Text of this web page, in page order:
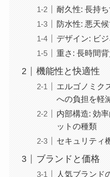
耐久性: 長持
防水性: 悪天
デザイン: ビ
重さ: 長時間
機能性と快適性
エルゴノミク
への負担を軽
内部構造: 効
ットの種類
セキュリティ
ブランドと価格
人気ブランド